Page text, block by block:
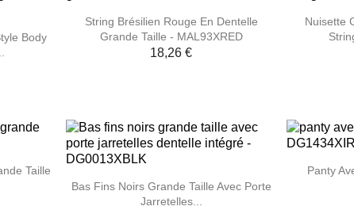
Body
Aperçu rapide
String Brésilien Rouge En Dentelle
Grande Taille - MAL93XRED
18,26 €
Nuisette
Taille
Aperçu rapide
Bas Fins Noirs Grande Taille Avec Porte
Jarretelles...
Panty